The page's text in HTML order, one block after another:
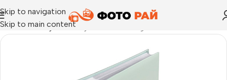
Skip to navigation
Skip to main content
Начало›Албуми›Албуми Good Things Memo за 200 бр.